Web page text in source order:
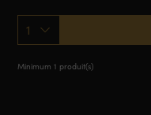
1
Minimum 1 produit(s)